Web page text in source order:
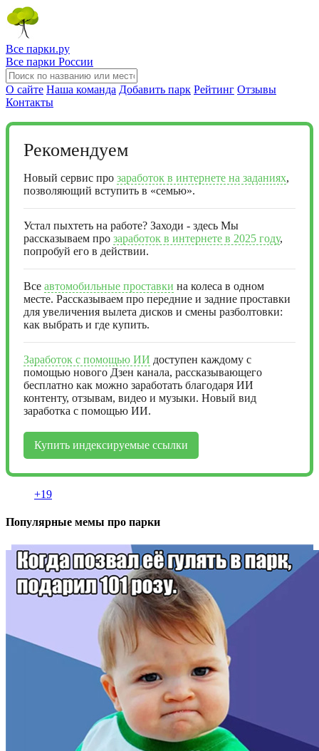
Все парки.ру
Все парки России
О сайте Наша команда Добавить парк Рейтинг Отзывы
Контакты
Рекомендуем
Новый сервис про заработок в интернете на заданиях,
позволяющий вступить в «семью».
Устал пыхтеть на работе? Заходи - здесь Мы
рассказываем про заработок в интернете в 2025 году,
попробуй его в действии.
Все автомобильные проставки на колеса в одном
месте. Рассказываем про передние и задние проставки
для увеличения вылета дисков и смены разболтовки:
как выбрать и где купить.
Заработок с помощью ИИ доступен каждому с
помощью нового Дзен канала, рассказывающего
бесплатно как можно заработать благодаря ИИ
контенту, отзывам, видео и музыки. Новый вид
заработка с помощью ИИ.
Купить индексируемые ссылки
+19
Популярные мемы про парки